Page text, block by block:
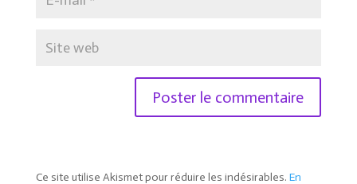
Ce site utilise Akismet pour réduire les indésirables. En